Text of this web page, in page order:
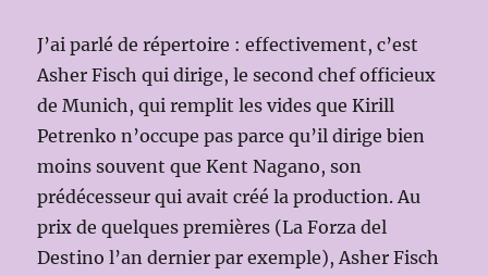
J’ai parlé de répertoire : effectivement, c’est
Asher Fisch qui dirige, le second chef officieux
de Munich, qui remplit les vides que Kirill
Petrenko n’occupe pas parce qu’il dirige bien
moins souvent que Kent Nagano, son
prédécesseur qui avait créé la production. Au
prix de quelques premières (La Forza del
Destino l’an dernier par exemple), Asher Fisch